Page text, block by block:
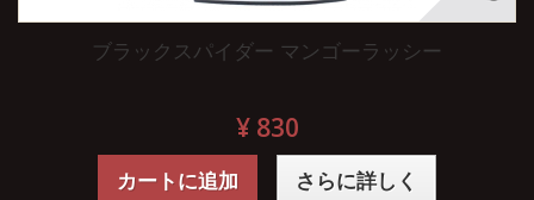
ブラックスパイダー マンゴーラッシー
¥ 830
カートに追加 さらに詳しく